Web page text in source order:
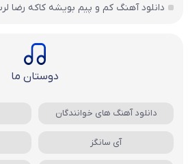
دانلود آهنگ کم و پیم بویشه کاکه رضا
دوستان ما
دانلود آهنگ های خوانندگان
آی سانگز